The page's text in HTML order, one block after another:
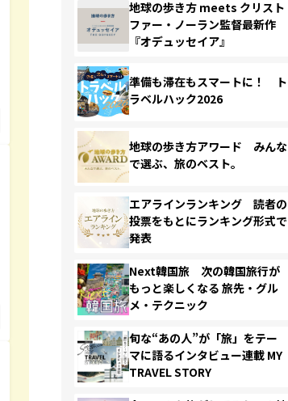
地球の歩き方 meets クリスト
ファー・ノーラン監督最新作
『オデュッセイア』
準備も滞在もスマートに！ ト
ラベルハック2026
地球の歩き方アワード みんな
で選ぶ、旅のベスト。
エアラインランキング 読者の
投票をもとにランキング形式で
発表
Next韓国旅 次の韓国旅行が
もっと楽しくなる 旅先・グル
メ・テクニック
旬な“あの人”が「旅」をテー
マに語るインタビュー連載 MY
TRAVEL STORY